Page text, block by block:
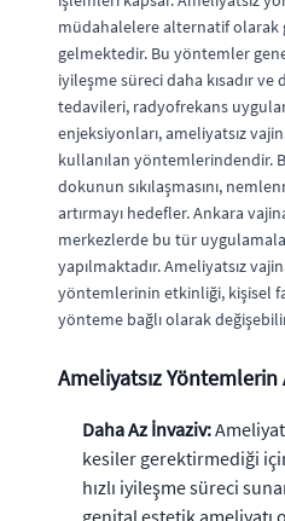
müdahalelere alternatif olarak
gelmektedir. Bu yöntemler
iyileşme süreci daha kısadır ve
tedavileri, radyofrekans
enjeksiyonları, ameliyatsız
kullanılan yöntemlerindendir.
dokunun sıkılaşmasını,
artırmayı hedefler. Ankara
merkezlerde bu tür
yapılmaktadır. Ameliyatsız
yöntemlerinin etkinliği, kişisel
yönteme bağlı olarak
Ameliyatsız
Daha Az İnvaziv:
kesiler gerektirmediği
hızlı iyileşme süreci
genital estetik ameliyatı